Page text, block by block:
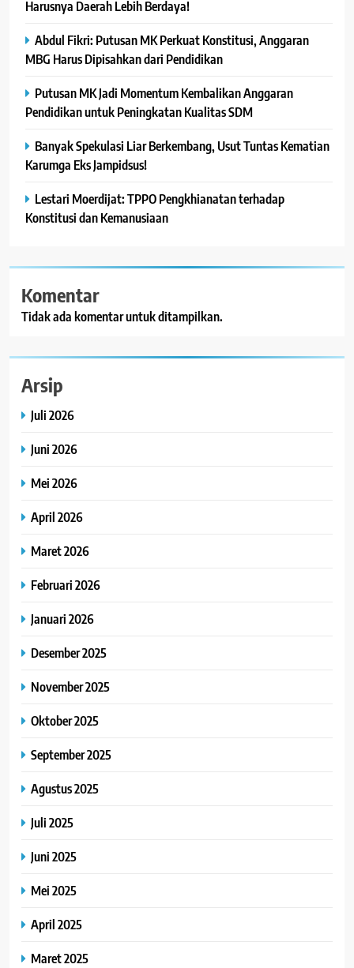
Harusnya Daerah Lebih Berdaya!
Abdul Fikri: Putusan MK Perkuat Konstitusi, Anggaran
MBG Harus Dipisahkan dari Pendidikan
Putusan MK Jadi Momentum Kembalikan Anggaran
Pendidikan untuk Peningkatan Kualitas SDM
Banyak Spekulasi Liar Berkembang, Usut Tuntas Kematian
Karumga Eks Jampidsus!
Lestari Moerdijat: TPPO Pengkhianatan terhadap
Konstitusi dan Kemanusiaan
Komentar
Tidak ada komentar untuk ditampilkan.
Arsip
Juli 2026
Juni 2026
Mei 2026
April 2026
Maret 2026
Februari 2026
Januari 2026
Desember 2025
November 2025
Oktober 2025
September 2025
Agustus 2025
Juli 2025
Juni 2025
Mei 2025
April 2025
Maret 2025